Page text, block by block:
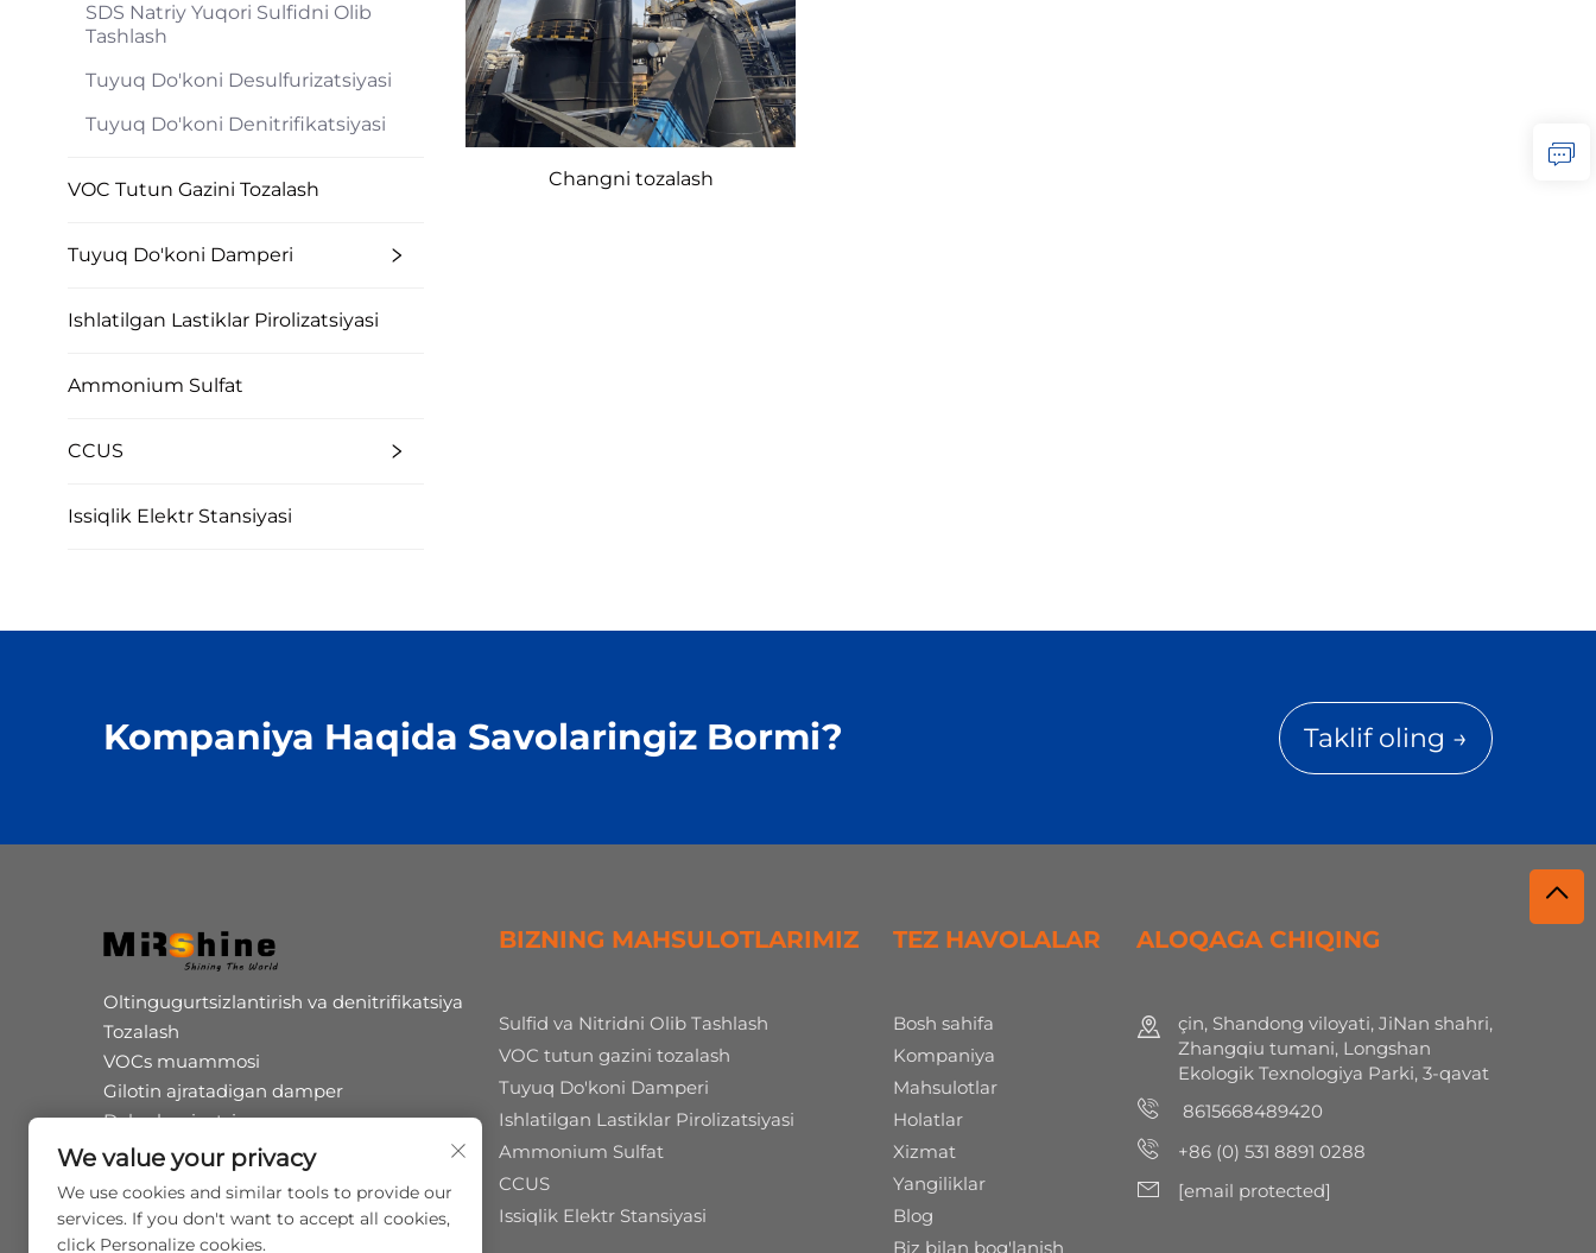
SDS Natriy Yuqori Sulfidni Olib
Tashlash
Tuyuq Do'koni Desulfurizatsiyasi
Tuyuq Do'koni Denitrifikatsiyasi
VOC Tutun Gazini Tozalash
Tuyuq Do'koni Damperi
Ishlatilgan Lastiklar Pirolizatsiyasi
Ammonium Sulfat
CCUS
Issiqlik Elektr Stansiyasi
Changni tozalash
Kompaniya Haqida Savolaringiz Bormi? Taklif oling →
Oltingugurtsizlantirish va denitrifikatsiya
Tozalash
VOCs muammosi
Gilotin ajratadigan damper
Dekarbonizatsiya
Humus kislotasi ko'proq ishlab chiqarish
Chiqindilarni shinalar pirolizi
Ishlash va turli xulosa
BIZNING MAHSULOTLARIMIZ
Sulfid va Nitridni Olib Tashlash
VOC tutun gazini tozalash
Tuyuq Do'koni Damperi
Ishlatilgan Lastiklar Pirolizatsiyasi
Ammonium Sulfat
CCUS
Issiqlik Elektr Stansiyasi
TEZ HAVOLALAR
Bosh sahifa
Kompaniya
Mahsulotlar
Holatlar
Xizmat
Yangiliklar
Blog
Biz bilan bog'lanish
ALOQAGA CHIQING
çin, Shandong viloyati, JiNan shahri,
Zhangqiu tumani, Longshan
Ekologik Texnologiya Parki, 3-qavat
8615668489420
+86 (0) 531 8891 0288
[email protected]
We value your privacy
We use cookies and similar tools to provide our
services. If you don't want to accept all cookies,
click Personalize cookies.